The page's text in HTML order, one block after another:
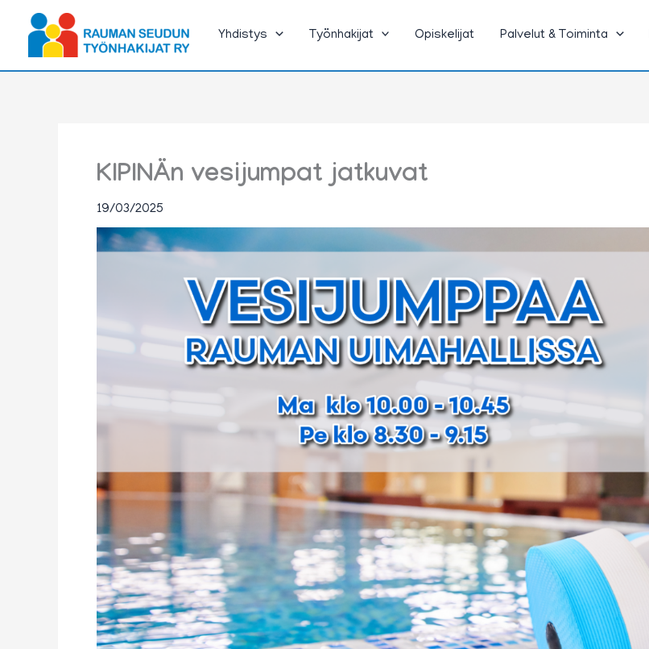
sisältöön
Yhdistys
Työnhakijat Opiskelijat Palvelut & Toiminta
KIPINÄn vesijumpat jatkuvat
19/03/2025